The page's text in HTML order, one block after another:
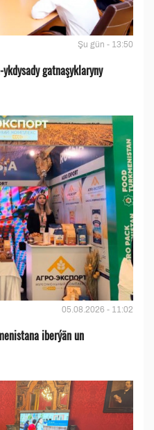
Şu gün - 13:50
gatnaşyklaryny
05.08.2026 - 11:02
iberýän un